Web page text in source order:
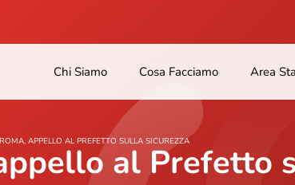
Chi Siamo Cosa Facciamo Area
APPELLO AL PREFETTO SULLA SICUREZZAal Prefetto